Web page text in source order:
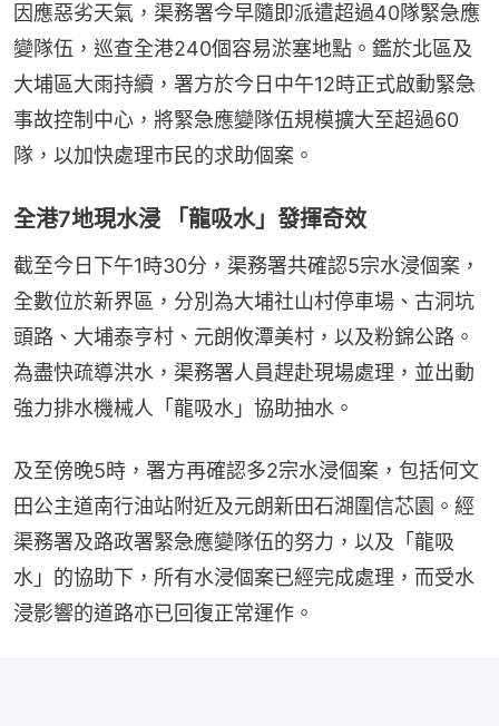
因應惡劣天氣，渠務署今早隨即派遣超過40隊緊急應
變隊伍，巡查全港240個容易淤塞地點。鑑於北區及
大埔區大雨持續，署方於今日中午12時正式啟動緊急
事故控制中心，將緊急應變隊伍規模擴大至超過60
隊，以加快處理市民的求助個案。
全港7地現水浸 「龍吸水」發揮奇效
截至今日下午1時30分，渠務署共確認5宗水浸個案，
全數位於新界區，分別為大埔社山村停車場、古洞坑
頭路、大埔泰亨村、元朗攸潭美村，以及粉錦公路。
為盡快疏導洪水，渠務署人員趕赴現場處理，並出動
強力排水機械人「龍吸水」協助抽水。
及至傍晚5時，署方再確認多2宗水浸個案，包括何文
田公主道南行油站附近及元朗新田石湖圍信芯園。經
渠務署及路政署緊急應變隊伍的努力，以及「龍吸
水」的協助下，所有水浸個案已經完成處理，而受水
浸影響的道路亦已回復正常運作。